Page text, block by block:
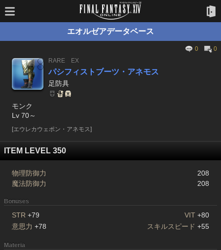
エオルゼアデータベース
0
0
RARE
EX
パシフィストブーツ・アネモス
足防具
モンク
Lv 70～
[エウレカウェポン・アネモス]
ITEM LEVEL 350
物理防御力
208
魔法防御力
208
Bonuses
STR +79 VIT +80
意思力 +78 スキルスピード +55
Materia